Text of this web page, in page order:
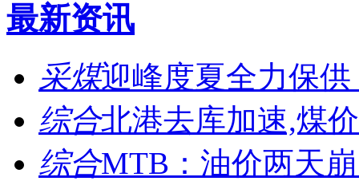
最新资讯
采煤迎峰度夏全力保
综合北港去库加速,煤
综合MTB：油价两天